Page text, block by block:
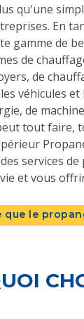
qu'une
En
gamme de
de
de
véhicules et
de
tout faire,
services
et vous
que le